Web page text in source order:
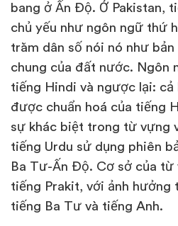
bang ở Ấn Độ. Ở Pakistan,
chủ yếu như ngôn ngữ thứ
trăm dân số nói nó như
chung của đất nước. Ngôn
tiếng Hindi và ngược lại:
được chuẩn hoá của tiếng
sự khác biệt trong từ vựng
tiếng Urdu sử dụng phiên
Ba Tư-Ấn Độ. Cơ sở của từ
tiếng Prakit, với ảnh hưởng
tiếng Ba Tư và tiếng Anh.